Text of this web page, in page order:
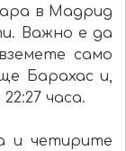
в Мадрид
Важно е да
само
Барахас и,
часа.
и четирите